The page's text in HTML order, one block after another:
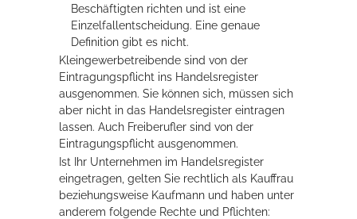
Beschäftigten richten und ist eine
Einzelfallentscheidung. Eine genaue
Definition gibt es nicht.
Kleingewerbetreibende sind von der
Eintragungspflicht ins Handelsregister
ausgenommen. Sie können sich, müssen sich
aber nicht in das Handelsregister eintragen
lassen. Auch Freiberufler sind von der
Eintragungspflicht ausgenommen.
Ist Ihr Unternehmen im Handelsregister
eingetragen, gelten Sie rechtlich als Kauffrau
beziehungsweise Kaufmann und haben unter
anderem folgende Rechte und Pflichten: